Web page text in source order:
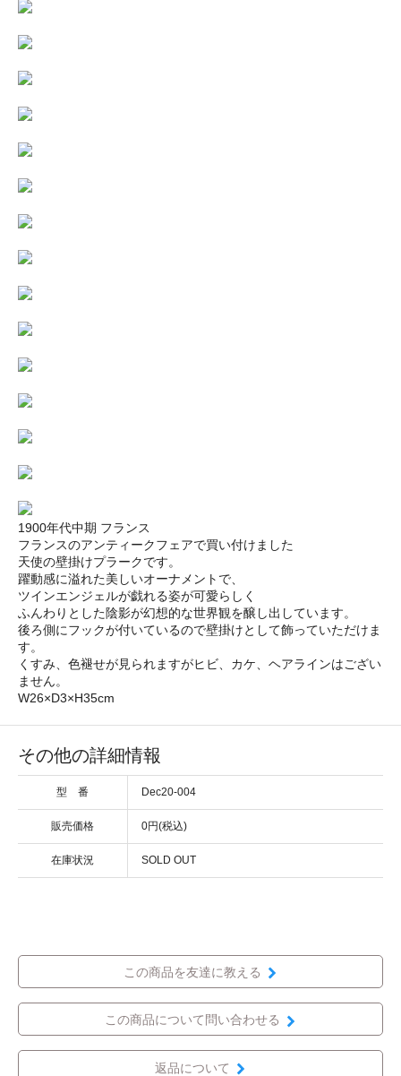
1900年代中期 フランス
フランスのアンティークフェアで買い付けました
天使の壁掛けプラークです。
躍動感に溢れた美しいオーナメントで、
ツインエンジェルが戯れる姿が可愛らしく
ふんわりとした陰影が幻想的な世界観を醸し出しています。
後ろ側にフックが付いているので壁掛けとして飾っていただけま
す。
くすみ、色褪せが見られますがヒビ、カケ、ヘアラインはござい
ません。
W26×D3×H35cm
その他の詳細情報
型 番 Dec20-004
販売価格 0円(税込)
在庫状況 SOLD OUT
この商品を友達に教える
この商品について問い合わせる
返品について